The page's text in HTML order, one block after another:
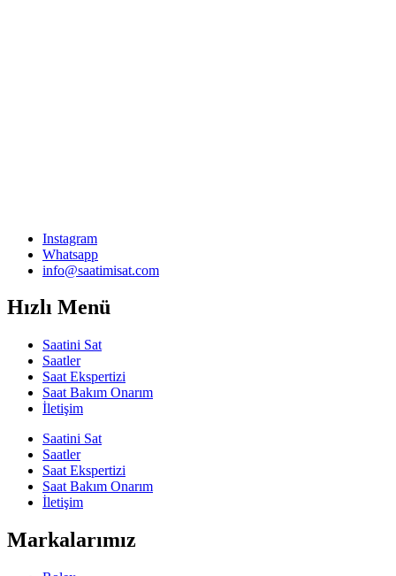
Instagram
Whatsapp
info@saatimisat.com
Hızlı Menü
Saatini Sat
Saatler
Saat Ekspertizi
Saat Bakım Onarım
İletişim
Saatini Sat
Saatler
Saat Ekspertizi
Saat Bakım Onarım
İletişim
Markalarımız